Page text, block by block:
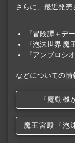
さらに、最近発売
『冒険譚＋デ
『泡沫世界 魔
『アンブロシ
などについての情
『魔動機
魔王宮殿 『泡